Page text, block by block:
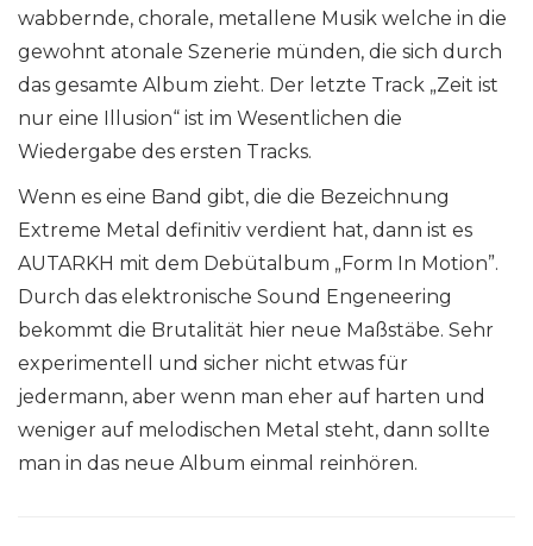
wabbernde, chorale, metallene Musik welche in die
gewohnt atonale Szenerie münden, die sich durch
das gesamte Album zieht. Der letzte Track „Zeit ist
nur eine Illusion“ ist im Wesentlichen die
Wiedergabe des ersten Tracks.
Wenn es eine Band gibt, die die Bezeichnung
Extreme Metal definitiv verdient hat, dann ist es
AUTARKH mit dem Debütalbum „Form In Motion”.
Durch das elektronische Sound Engeneering
bekommt die Brutalität hier neue Maßstäbe. Sehr
experimentell und sicher nicht etwas für
jedermann, aber wenn man eher auf harten und
weniger auf melodischen Metal steht, dann sollte
man in das neue Album einmal reinhören.